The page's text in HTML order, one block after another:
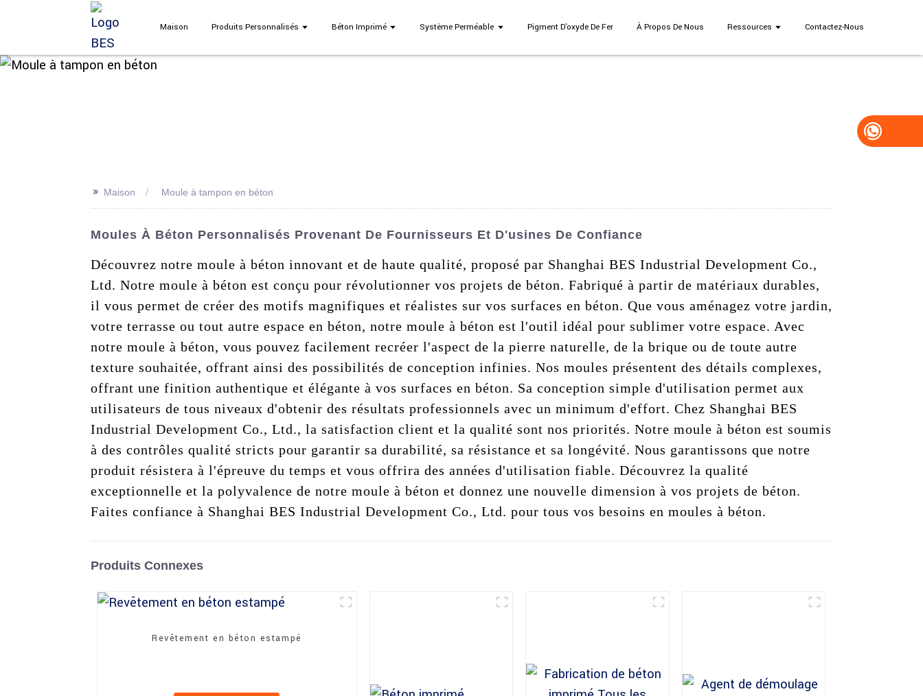
Maison Produits Personnalisés Béton Imprimé Système Perméable Pigment D'oxyde De Fer À Propos De Nous Ressources Contactez-Nous
>> Maison Moule à tampon en béton
Moules À Béton Personnalisés Provenant De Fournisseurs Et D'usines De Confiance
Découvrez notre moule à béton innovant et de haute qualité, proposé par Shanghai BES Industrial Development Co.,
Ltd. Notre moule à béton est conçu pour révolutionner vos projets de béton. Fabriqué à partir de matériaux durables,
il vous permet de créer des motifs magnifiques et réalistes sur vos surfaces en béton. Que vous aménagez votre jardin,
votre terrasse ou tout autre espace en béton, notre moule à béton est l'outil idéal pour sublimer votre espace. Avec
notre moule à béton, vous pouvez facilement recréer l'aspect de la pierre naturelle, de la brique ou de toute autre
texture souhaitée, offrant ainsi des possibilités de conception infinies. Nos moules présentent des détails complexes,
offrant une finition authentique et élégante à vos surfaces en béton. Sa conception simple d'utilisation permet aux
utilisateurs de tous niveaux d'obtenir des résultats professionnels avec un minimum d'effort. Chez Shanghai BES
Industrial Development Co., Ltd., la satisfaction client et la qualité sont nos priorités. Notre moule à béton est soumis
à des contrôles qualité stricts pour garantir sa durabilité, sa résistance et sa longévité. Nous garantissons que notre
produit résistera à l'épreuve du temps et vous offrira des années d'utilisation fiable. Découvrez la qualité
exceptionnelle et la polyvalence de notre moule à béton et donnez une nouvelle dimension à vos projets de béton.
Faites confiance à Shanghai BES Industrial Development Co., Ltd. pour tous vos besoins en moules à béton.
Produits Connexes
Revêtement en béton estampé